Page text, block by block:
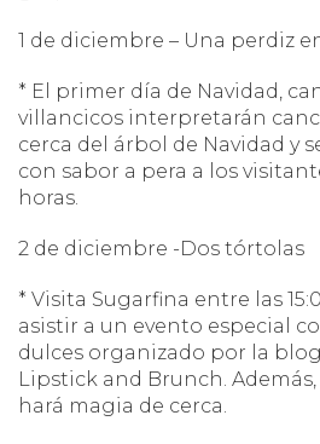
1 de diciembre – Una perdiz
* El primer día de Navidad,
villancicos interpretarán
cerca del árbol de Navidad y
con sabor a pera a los
horas.
2 de diciembre -Dos tórtolas
* Visita Sugarfina entre las
asistir a un evento especial
dulces organizado por la
Lipstick and Brunch.
hará magia de cerca.